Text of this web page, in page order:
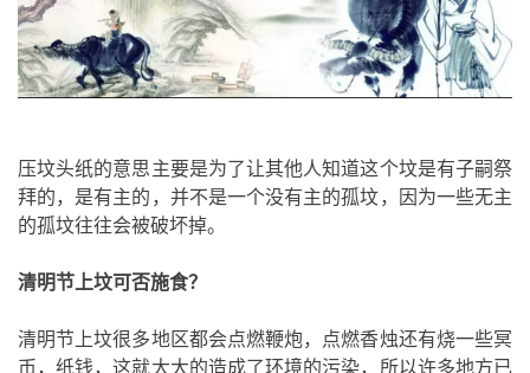
压坟头纸的意思主要是为了让其他人知道这个坟是有子嗣祭
拜的，是有主的，并不是一个没有主的孤坟，因为一些无主
的孤坟往往会被破坏掉。
清明节上坟可否施食？
清明节上坟很多地区都会点燃鞭炮，点燃香烛还有烧一些冥
币，纸钱，这就大大的造成了环境的污染，所以许多地方已